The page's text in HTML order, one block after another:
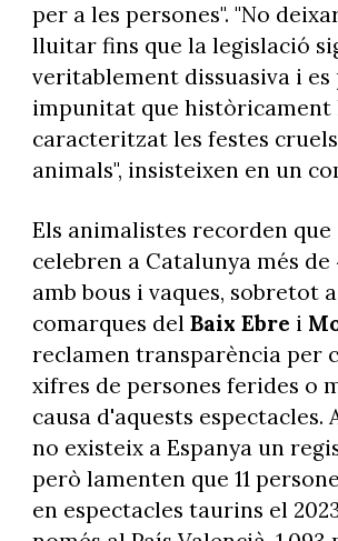
per a les persones". "No
lluitar fins que la legislació
veritablement dissuasiva i es
impunitat que històricament
caracteritzat les festes
animals", insisteixen en un
Els animalistes recorden que
celebren a Catalunya més de
amb bous i vaques, sobretot
comarques del Baix Ebre i
reclamen transparència per
xifres de persones ferides o
causa d'aquests espectacles.
no existeix a Espanya un
però lamenten que 11
en espectacles taurins el